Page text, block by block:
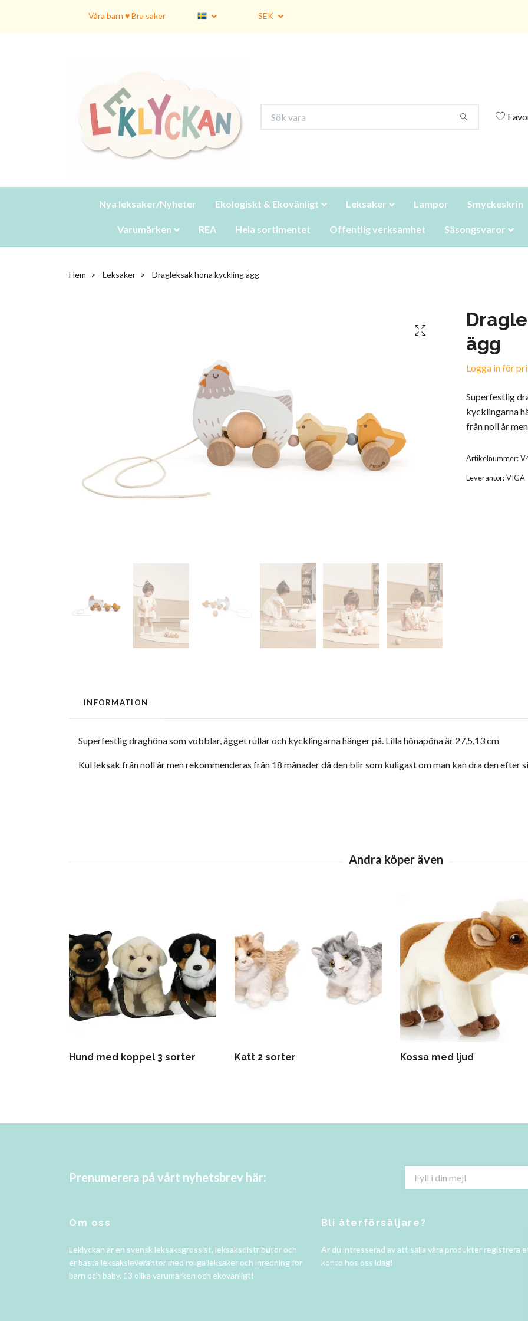
Våra barn ♥ Bra saker SEK
Nya leksaker/Nyheter Ekologiskt & Ekovänligt Leksaker Lampor Smyckeskrin
Varumärken REA Hela sortimentet Offentlig verksamhet Säsongsvaror
Hem Leksaker Dragleksak höna kyckling ägg
ägg
Logga in för
Superfestlig
kycklingarna
från noll år
Artikelnummer:
Leverantör:VIGA
INFORMATION
Superfestlig draghöna som vobblar, ägget rullar och kycklingarna hänger på. Lilla hönapöna är 27,5,13 cm
Kul leksak från noll år men rekommenderas från 18 månader då den blir som kuligast om man kan dra den efter
Hund med koppel 3 sorter Katt 2 sorter Kossa med ljud
Prenumerera på vårt nyhetsbrev här:
Om oss
Leklyckan är en svensk leksaksgrossist, leksaksdistributör och
er bästa leksaksleverantör med roliga leksaker och inredning för
barn och baby. 13 olika varumärken och ekovänligt!
Bli återförsäljare?
Är du intresserad av att sälja våra produkter registrera
konto hos oss idag!